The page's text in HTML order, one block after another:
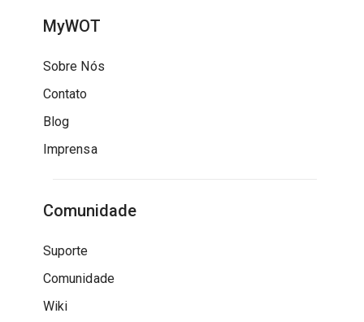
MyWOT
Sobre Nós
Contato
Blog
Imprensa
Comunidade
Suporte
Comunidade
Wiki